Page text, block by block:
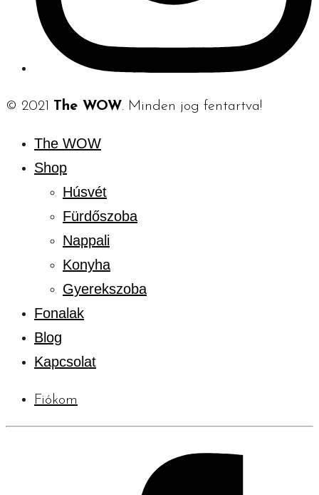
© 2021 The WOW. Minden jog fentartva!
The WOW
Shop
Húsvét
Fürdőszoba
Nappali
Konyha
Gyerekszoba
Fonalak
Blog
Kapcsolat
Fiókom